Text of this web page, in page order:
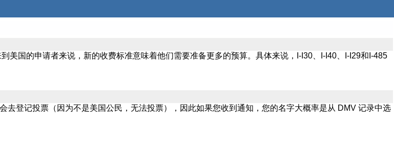
美国的申请者来说，新的收费标准意味着他们需要准备更多的预算。具体来说，I-I30、I-I40、I-I29和I-485
登记投票（因为不是美国公民，无法投票），因此如果您收到通知，您的名字大概率是从 DMV 记录中选